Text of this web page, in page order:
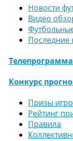
Новости
Видео
Последние
Конкурс
Призы
Рейтинг
Правила